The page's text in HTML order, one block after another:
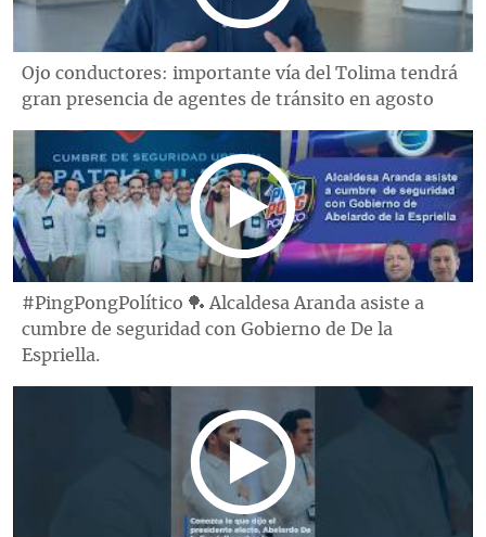
Ojo conductores: importante vía del Tolima tendrá
gran presencia de agentes de tránsito en agosto
#PingPongPolítico 🏓 Alcaldesa Aranda asiste a
cumbre de seguridad con Gobierno de De la
Espriella.